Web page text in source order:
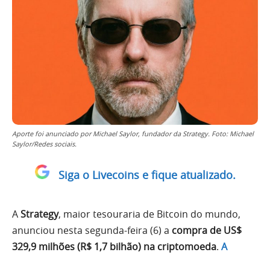
Aporte foi anunciado por Michael Saylor, fundador da Strategy. Foto: Michael
Saylor/Redes sociais.
Siga o Livecoins e fique atualizado.
AStrategy, maior tesouraria de Bitcoin do mundo,
anunciou nesta segunda-feira (6) a compra de US$
329,9 milhões (R$ 1,7 bilhão) na criptomoeda. A